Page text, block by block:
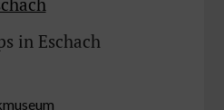
in Eschach